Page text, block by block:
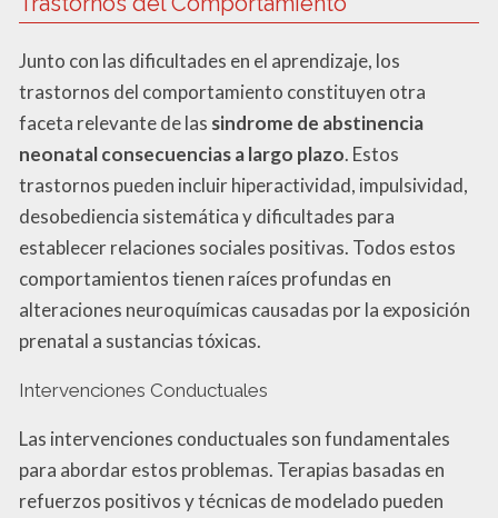
Junto con las dificultades en el aprendizaje, los
trastornos del comportamiento constituyen otra
faceta relevante de las sindrome de abstinencia
neonatal consecuencias a largo plazo. Estos
trastornos pueden incluir hiperactividad, impulsividad,
desobediencia sistemática y dificultades para
establecer relaciones sociales positivas. Todos estos
comportamientos tienen raíces profundas en
alteraciones neuroquímicas causadas por la exposición
prenatal a sustancias tóxicas.
Intervenciones Conductuales
Las intervenciones conductuales son fundamentales
para abordar estos problemas. Terapias basadas en
refuerzos positivos y técnicas de modelado pueden